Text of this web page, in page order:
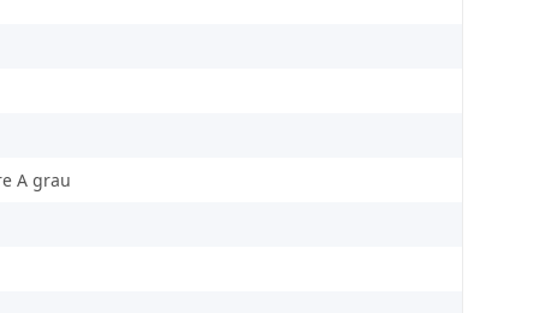
A grau